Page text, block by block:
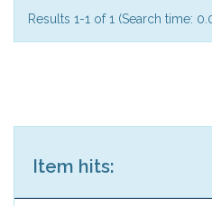
Results 1-1 of 1 (Search time:
Item hits: